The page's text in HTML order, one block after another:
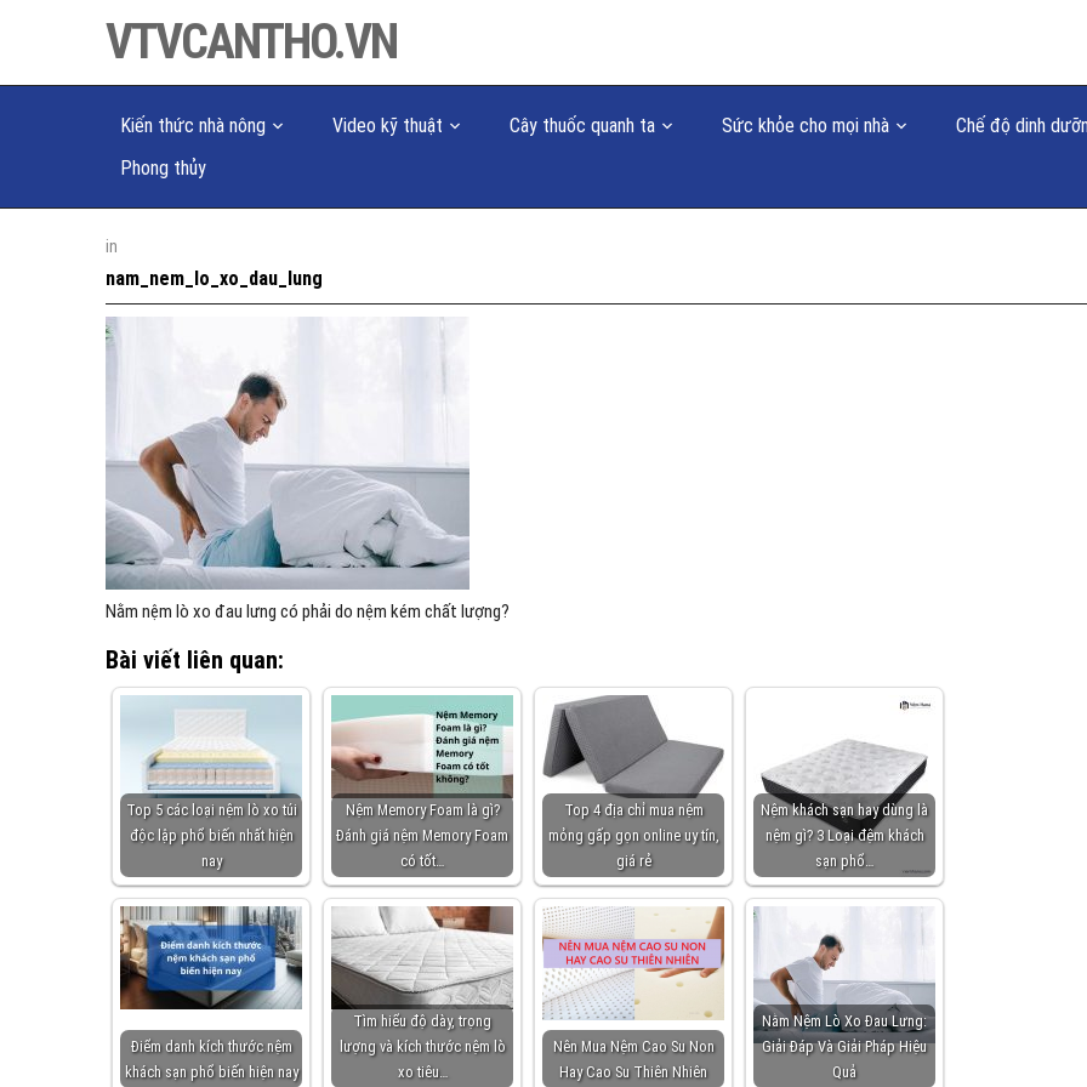
VTVCANTHO.VN
Kiến thức nhà nông Video kỹ thuật Cây thuốc quanh ta Sức khỏe cho mọi nhà
Chế độ dinh
Phong thủy
in
nam_nem_lo_xo_dau_lung
Nằm nệm lò xo đau lưng có phải do nệm kém chất lượng?
Bài viết liên quan:
Top 5 các loại nệm lò xo túi
độc lập phổ biến nhất hiện
nay
Nệm Memory Foam là gì?
Đánh giá nệm Memory Foam
có tốt…
Top 4 địa chỉ mua nệm
mỏng gấp gọn online uy tín,
giá rẻ
Nệm khách sạn hay dùng là
nệm gì? 3 Loại đệm khách
sạn phổ…
Điểm danh kích thước nệm
khách sạn phổ biến hiện nay
Tìm hiểu độ dày, trọng
lượng và kích thước nệm lò
xo tiêu…
Nên Mua Nệm Cao Su Non
Hay Cao Su Thiên Nhiên
Nằm Nệm Lò Xo Đau Lưng:
Giải Đáp Và Giải Pháp Hiệu
Quả